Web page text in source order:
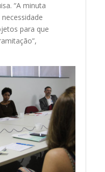
“A minuta
para que